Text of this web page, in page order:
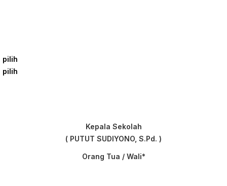
pilih
pilih
Kepala Sekolah
( PUTUT SUDIYONO, S.Pd. )
Orang Tua / Wali*